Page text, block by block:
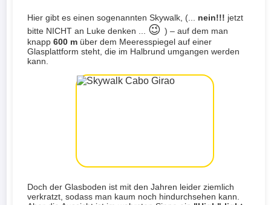
Hier gibt es einen sogenannten Skywalk, (... nein!!! jetzt
bitte NICHT an Luke denken ... 😉) – auf dem man
knapp600 m über dem Meeresspiegel auf einer
Glasplattform steht, die im Halbrund umgangen werden
kann.
Doch der Glasboden ist mit den Jahren leider ziemlich
verkratzt, sodass man kaum noch hindurchsehen kann.